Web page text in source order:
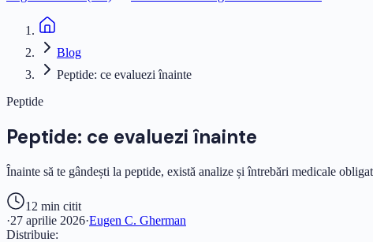
Blog
Peptide: ce evaluezi înainte
Peptide
Peptide: ce evaluezi înainte
Înainte să te gândești la peptide, există analize și întrebări medicale
12 min citit
·27 aprilie 2026·Eugen C. Gherman
Distribuie: